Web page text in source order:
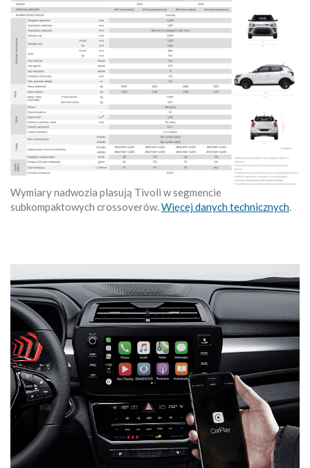
Wymiary nadwozia plasują Tivoli w segmencie
subkompaktowych crossoverów.Więcej danych technicznych.